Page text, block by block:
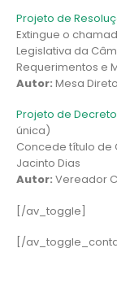
Projeto de
Extingue o
Legislativa da
Requerimentos e
Autor: Mesa
Projeto de Decreto
única)
Concede título de
Jacinto Dias
Autor: Vereador
[/av_toggle]
[/